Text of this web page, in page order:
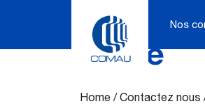
Nos
Vente
Home /Contactez nous